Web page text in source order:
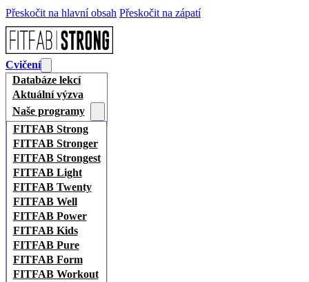
Přeskočit na hlavní obsah Přeskočit na zápatí
Cvičení
Databáze lekcí
Aktuální výzva
Naše programy
FITFAB Strong
FITFAB Stronger
FITFAB Strongest
FITFAB Light
FITFAB Twenty
FITFAB Well
FITFAB Power
FITFAB Kids
FITFAB Pure
FITFAB Form
FITFAB Workout